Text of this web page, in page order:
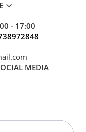
- 17:00
MEDIA